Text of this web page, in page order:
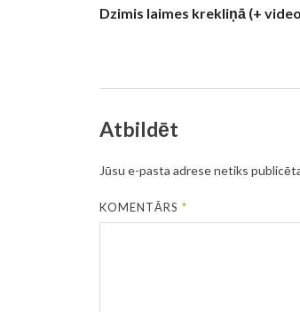
Dzimis laimes krekliņā (+
Atbildēt
Jūsu e-pasta adrese netiks
KOMENTĀRS*